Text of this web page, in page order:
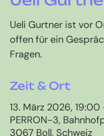
Ueli Gurtner ist vor
offen für ein
Fragen.
Zeit & Ort
13. März 2026, 19:00
PERRON-3,
3067 Boll, Schweiz